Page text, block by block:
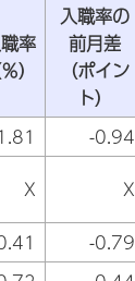
率
％）
入職率の
前月差
（ポイン
ト）
-0.94
X X
-0.79